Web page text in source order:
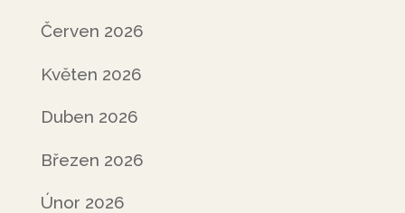
Červen 2026
Květen 2026
Duben 2026
Březen 2026
Únor 2026